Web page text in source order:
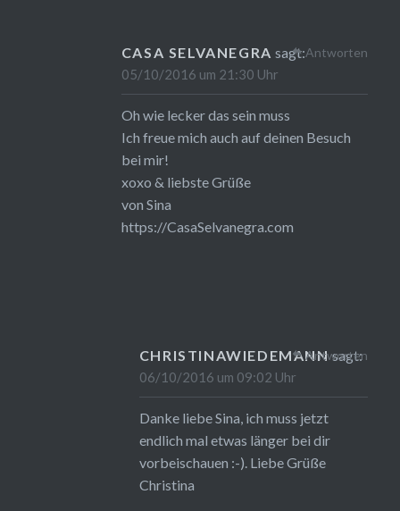
CASA SELVANEGRA sagt:
05/10/2016 um 21:30 Uhr
Oh wie lecker das sein muss
Ich freue mich auch auf deinen Besuch
bei mir!
xoxo & liebste Grüße
von Sina
https://CasaSelvanegra.com
Antworten
CHRISTINAWIEDEMANNsagt:
06/10/2016 um 09:02 Uhr
Danke liebe Sina, ich muss jetzt
endlich mal etwas länger bei dir
vorbeischauen :-). Liebe Grüße
Christina
Antworten